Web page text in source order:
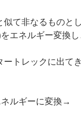
似て非なるものと
エネルギー変換
ートレックに出
ネルギーに変換→